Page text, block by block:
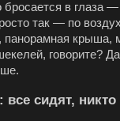
бросается в глаза
так — по
панорамная крыша,
говорите?
все сидят, никто